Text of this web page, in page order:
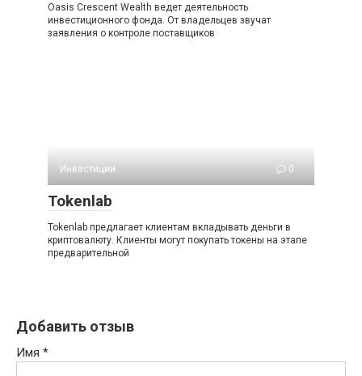
Oasis Crescent Wealth ведет деятельность
инвестиционного фонда. От владельцев звучат
заявления о контроле поставщиков
Инвестиции 0
Tokenlab
Tokenlab предлагает клиентам вкладывать деньги в
криптовалюту. Клиенты могут покупать токены на этапе
предварительной
Добавить отзыв
Имя *